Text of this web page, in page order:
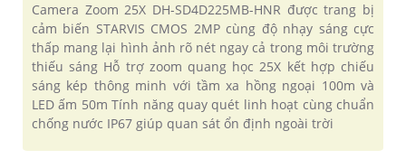
Camera Zoom 25X DH-SD4D225MB-HNR được trang bị
cảm biến STARVIS CMOS 2MP cùng độ nhạy sáng cực
thấp mang lại hình ảnh rõ nét ngay cả trong môi trường
thiếu sáng Hỗ trợ zoom quang học 25X kết hợp chiếu
sáng kép thông minh với tầm xa hồng ngoại 100m và
LED ấm 50m Tính năng quay quét linh hoạt cùng chuẩn
chống nước IP67 giúp quan sát ổn định ngoài trời